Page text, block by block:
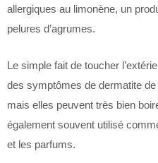
allergiques au limonène, un
pelures d’agrumes.
Le simple fait de toucher
des symptômes de dermatite
mais elles peuvent très bien
également souvent utilisé
et les parfums.